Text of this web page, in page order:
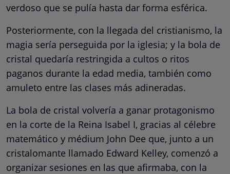
verdoso que se pulía hasta dar forma esférica.
Posteriormente, con la llegada del cristianismo, la
magia sería perseguida por la iglesia; y la bola de
cristal quedaría restringida a cultos o ritos
paganos durante la edad media, también como
amuleto entre las clases más adineradas.
La bola de cristal volvería a ganar protagonismo
en la corte de la Reina Isabel I, gracias al célebre
matemático y médium John Dee que, junto a un
cristalomante llamado Edward Kelley, comenzó a
organizar sesiones en las que afirmaba, con la